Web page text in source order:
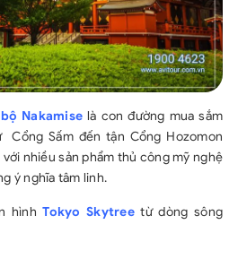
Nakamise là con đường mua sắm
Cổng Sấm đến tận Cổng Hozomon
nhiều sản phẩm thủ công mỹ nghệ
ý nghĩa tâm linh.
hìnhTokyo Skytreetừ dòng sông